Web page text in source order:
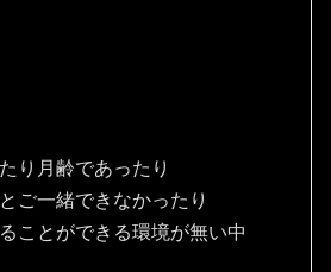
り月齢であったり
ご一緒できなかったり
ことができる環境が無い中